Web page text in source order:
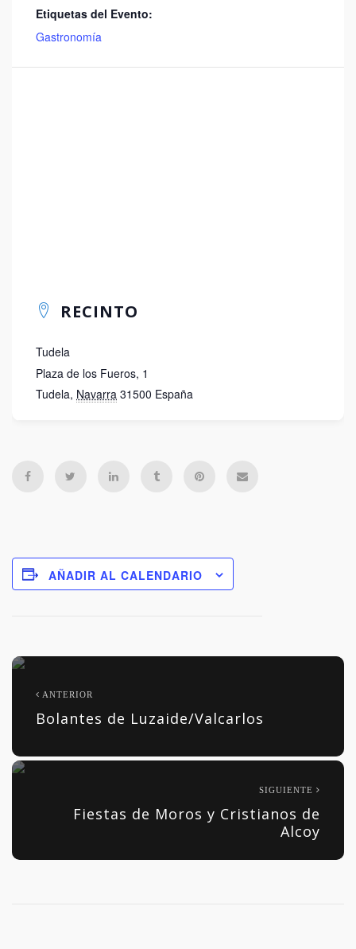
Etiquetas del Evento:
Gastronomía
RECINTO
Tudela
Plaza de los Fueros, 1
Tudela, Navarra 31500 España
AÑADIR AL CALENDARIO
ANTERIOR
Bolantes de Luzaide/Valcarlos
SIGUIENTE
Fiestas de Moros y Cristianos de
Alcoy